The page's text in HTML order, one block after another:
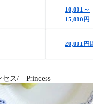
10,001～
15,000円
20,001円
セス/ Princess